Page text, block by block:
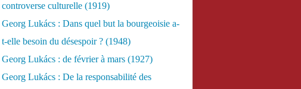
controverse culturelle (1919)
Georg Lukács : Dans quel but la bourgeoisie a-
t-elle besoin du désespoir ? (1948)
Georg Lukács : de février à mars (1927)
Georg Lukács : De la responsabilité des